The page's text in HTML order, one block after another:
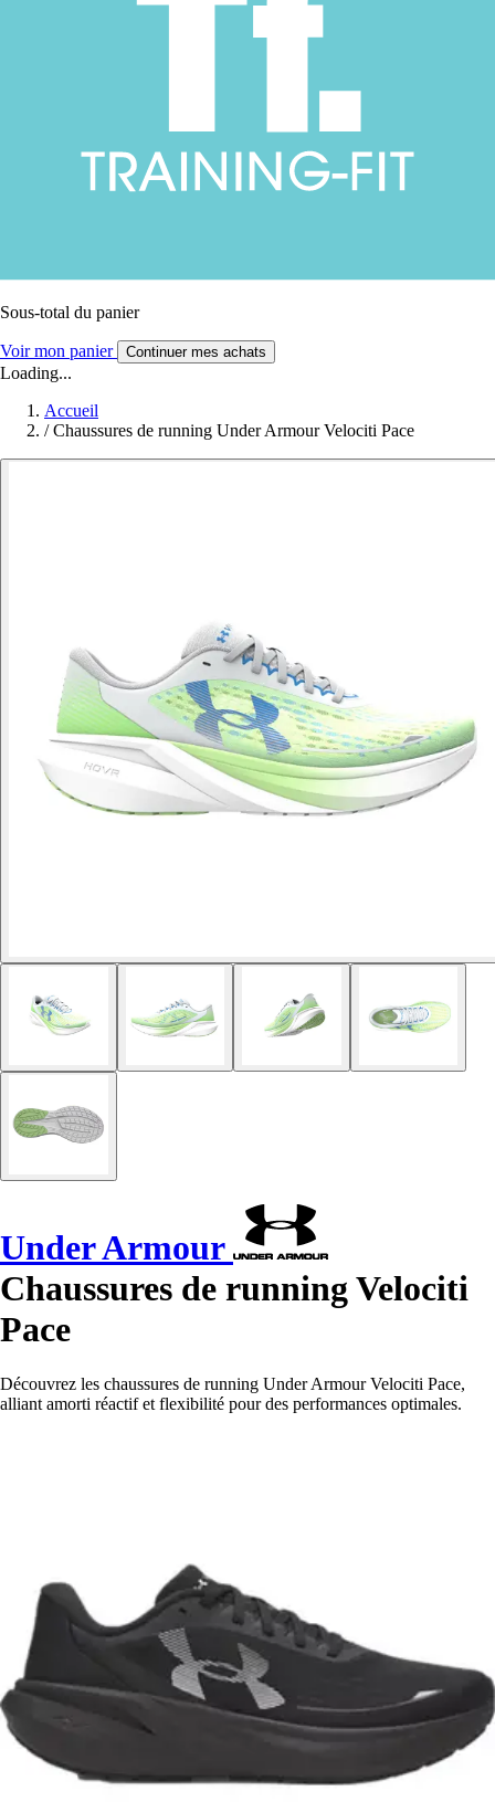
Sous-total du panier
Voir mon panier Continuer mes achats
Loading...
Accueil
/ Chaussures de running Under Armour Velociti Pace
Under Armour
Chaussures de running Velociti
Pace
Découvrez les chaussures de running Under Armour Velociti Pace,
alliant amorti réactif et flexibilité pour des performances optimales.